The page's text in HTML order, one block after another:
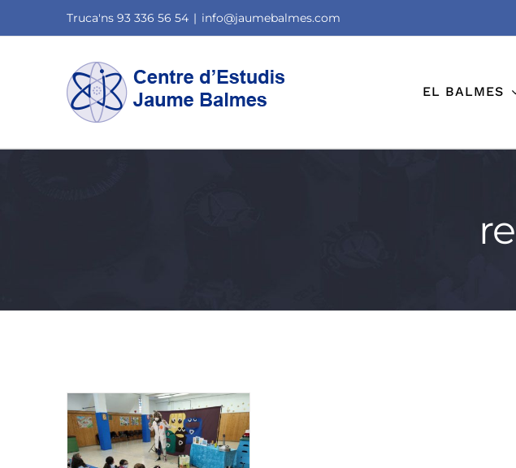
to
Truca'ns 93 336 56 54 | info@jaumebalmes.com
EL BALMES